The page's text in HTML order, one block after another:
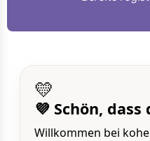
💛
💜 Schön,
Willkommen bei